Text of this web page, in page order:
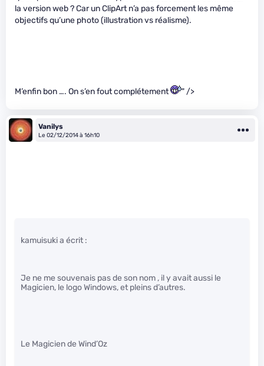
la version web ? Car un ClipArt n’a pas forcement les même
objectifs qu’une photo (illustration vs réalisme).
M’enfin bon …. On s’en fout complétement " />
Vanilys
Le 02/12/2014 à 16h10
kamuisuki a écrit :
Je ne me souvenais pas de son nom , il y avait aussi le
Magicien, le logo Windows, et pleins d’autres.
Le Magicien de Wind’Oz